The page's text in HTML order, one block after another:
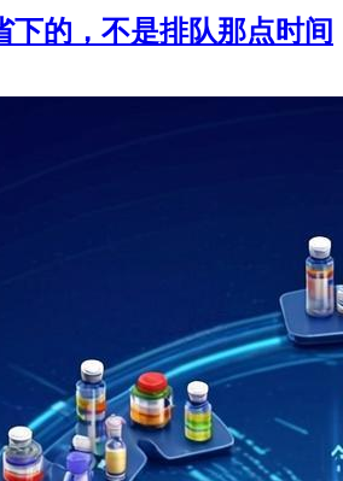
下的，不是排队那点时间